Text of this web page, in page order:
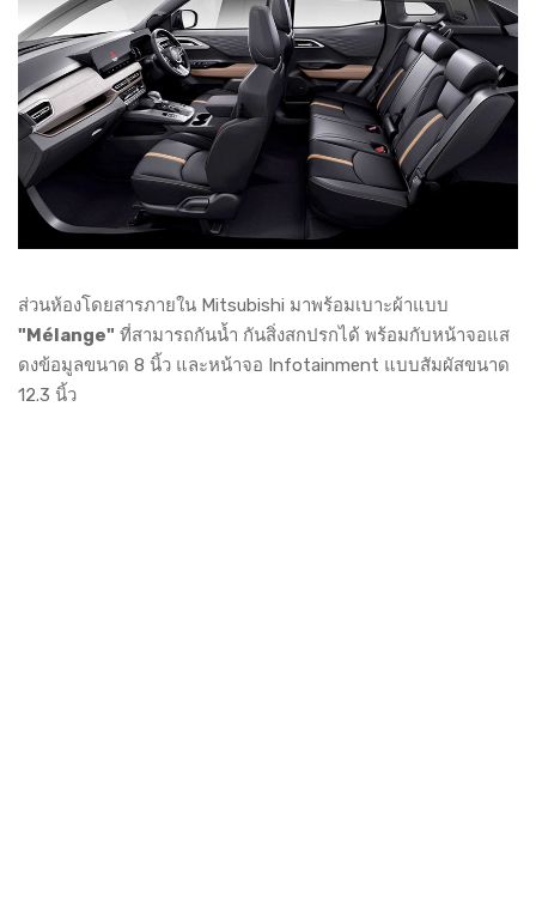
ส่วนห้องโดยสารภายใน Mitsubishi มาพร้อมเบาะผ้าแบบ
"Mélange" ที่สามารถกันน้ำ กันสิ่งสกปรกได้ พร้อมกับหน้าจอแส
ดงข้อมูลขนาด 8 นิ้ว และหน้าจอ Infotainment แบบสัมผัสขนาด
12.3 นิ้ว